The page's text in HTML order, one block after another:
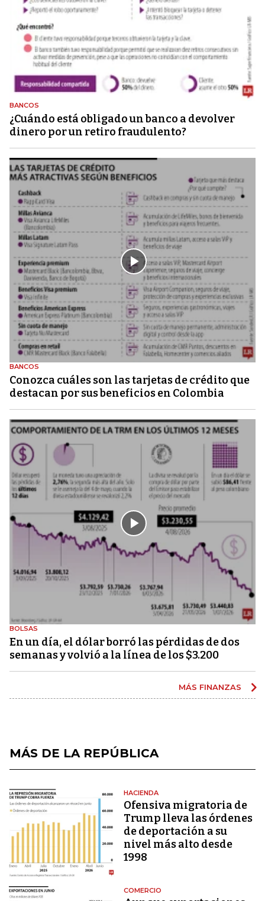
BANCOS
¿Cuándo está obligado un banco a devolver
dinero por un retiro fraudulento?
BANCOS
Conozca cuáles son las tarjetas de crédito que
destacan por sus beneficios en Colombia
BOLSAS
En un día, el dólar borró las pérdidas de dos
semanas y volvió a la línea de los $3.200
MÁS FINANZAS
MÁS DE LA REPÚBLICA
HACIENDA
Ofensiva migratoria de
Trump lleva las órdenes
de deportación a su
nivel más alto desde
1998
COMERCIO